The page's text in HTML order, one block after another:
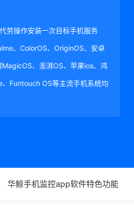
劳操作安装一次目标手机服务
、ColorOS、OriginOS、安卓
、澎湃OS、苹果ios、鸿
Funtouch OS等主流手机系统均
华鲸手机监控app软件特色功能